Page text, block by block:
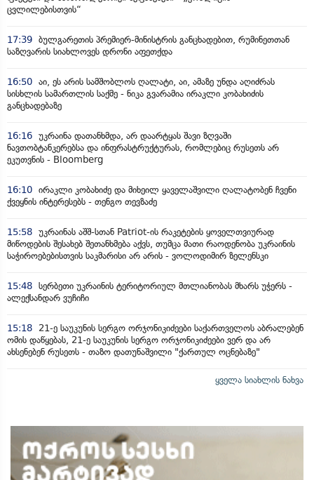
ცვლილებისთვის“
17:39 ბულგარეთის პრემიერ-მინისტრის განცხადებით, რუმინეთთან
საზღვარის სიახლოვეს დრონი აფეთქდა
16:50 აი, ეს არის სამშობლოს ღალატი, აი, ამაზე უნდა აღიძრას
სისხლის სამართლის საქმე - ნიკა გვარამია ირაკლი კობახიძის
განცხადებაზე
16:16 უკრაინა დათანხმდა, არ დაარტყას შავი ზღვაში
ნავთობტანკერებსა და ინფრასტრუქტურას, რომლებიც რუსეთს არ
ეკუთვნის - Bloomberg
16:10 ირაკლი კობახიძე და მიხეილ ყაველაშვილი ღალატობენ ჩვენი
ქვეყნის ინტერესებს - თენგო თევზაძე
15:58 უკრაინას აშშ-სთან Patriot-ის რაკეტების ყოველთვიურად
მიწოდების შესახებ შეთანხმება აქვს, თუმცა მათი რაოდენობა უკრაინის
საჭიროებებისთვის საკმარისი არ არის - ვოლოდიმირ ზელენსკი
15:48 სერბეთი უკრაინის ტერიტორიულ მთლიანობას მხარს უჭერს -
ალექსანდარ ვუჩიჩი
15:18
21-ე საუკუნის სერგო ორჯონიკიძეები საქართველოს აბრალებენ
ომის დაწყებას, 21-ე საუკუნის სერგო ორჯონიკიძეები ვერ და არ
ახსენებენ რუსეთს - თაზო დათუნაშვილი "ქართულ ოცნებაზე"
ყველა სიახლის ნახვა